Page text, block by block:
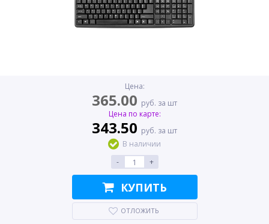
Цена:
365.00 руб. за шт
Цена по карте:
343.50 руб. за шт
В наличии
-
+
КУПИТЬ
ОТЛОЖИТЬ